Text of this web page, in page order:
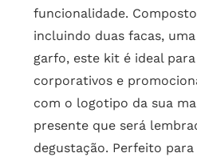
funcionalidade.
incluindo duas facas,
garfo, este kit é ideal
corporativos e
com o logotipo da sua
presente que será
degustação. Perfeito